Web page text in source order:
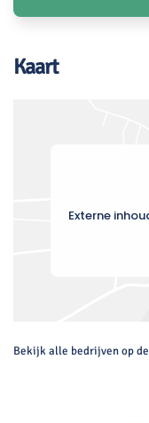
Kaart
Externe
Bekijk alle bedrijven op